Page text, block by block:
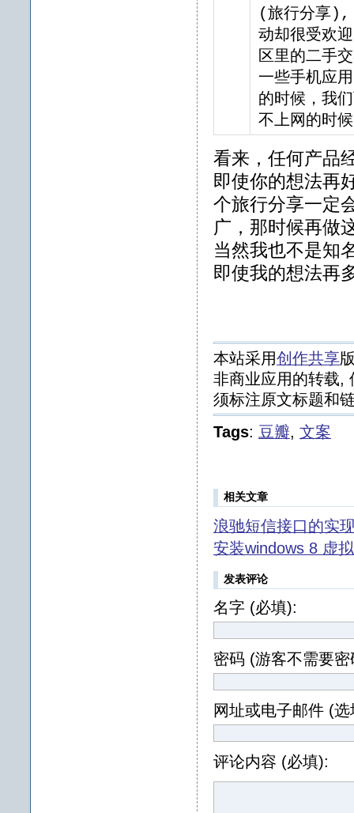
(旅行分享),
动却很受欢
区里的二手
一些手机应
的时候，我
不上网的时
看来，任何产品
即使你的想法再
个旅行分享一定
广，那时候再做
当然我也不是知
即使我的想法再
本站采用创作共享
非商业应用的转载,
须标注原文标题和
Tags: 豆瓣, 文案
相关文章
浪驰短信接口的实
安装windows 8 虚
发表评论
名字 (必填):
密码 (游客不需要密
网址或电子邮件 (
评论内容 (必填):